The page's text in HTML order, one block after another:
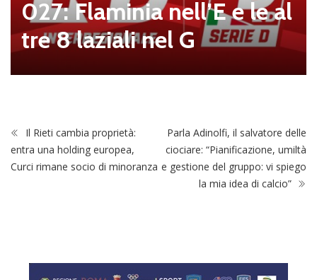
027: Flaminia nell’E e le al
tre 8 laziali nel G
Il Rieti cambia proprietà:
entra una holding europea,
Curci rimane socio di minoranza
Parla Adinolfi, il salvatore delle
ciociare: “Pianificazione, umiltà
e gestione del gruppo: vi spiego
la mia idea di calcio”